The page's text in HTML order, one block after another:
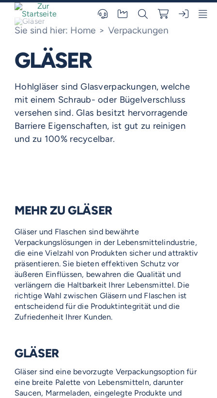
contentSie sind hier: Home Verpackungen
GLÄSER
Hohlgläser sind Glasverpackungen, welche
mit einem Schraub- oder Bügelverschluss
versehen sind. Glas besitzt hervorragende
Barriere Eigenschaften, ist gut zu reinigen
und zu 100% recycelbar.
MEHR ZU GLÄSER
Gläser und Flaschen sind bewährte
Verpackungslösungen in der Lebensmittelindustrie,
die eine Vielzahl von Produkten sicher und attraktiv
präsentieren. Sie bieten effektiven Schutz vor
äußeren Einflüssen, bewahren die Qualität und
verlängern die Haltbarkeit Ihrer Lebensmittel. Die
richtige Wahl zwischen Gläsern und Flaschen ist
entscheidend für die Produktintegrität und die
Zufriedenheit Ihrer Kunden.
GLÄSER
Gläser sind eine bevorzugte Verpackungsoption für
eine breite Palette von Lebensmitteln, darunter
Saucen, Marmeladen, eingelegte Produkte und